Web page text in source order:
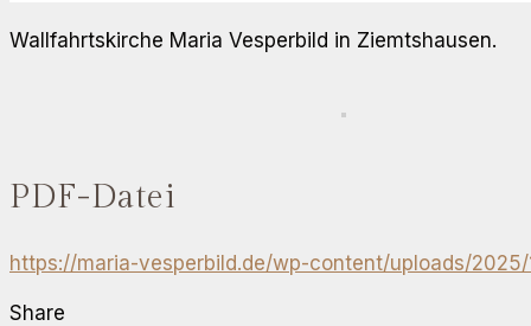
Wallfahrtskirche Maria Vesperbild in Ziemtshausen.
PDF-Datei
https://maria-vesperbild.de/wp-content/uploads/
Share